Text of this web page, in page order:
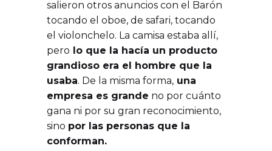
salieron otros anuncios con el Barón
tocando el oboe, de safari, tocando
el violonchelo. La camisa estaba allí,
pero lo que la hacía un producto
grandioso era el hombre que la
usaba. De la misma forma, una
empresa es grande no por cuánto
gana ni por su gran reconocimiento,
sino por las personas que la
conforman.